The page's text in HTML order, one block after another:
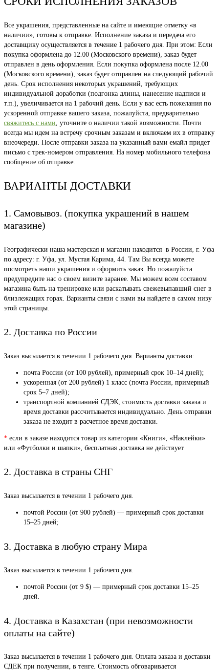
Все украшения, представленные на сайте и имеющие отметку «в
наличии», готовы к отправке. Исполнение заказа и передача его
доставщику осуществляется в течение 1 рабочего дня. При этом: Если
покупка оформлена до 12.00 (Московского времени), заказ будет
отправлен в день оформления. Если покупка оформлена после 12.00
(Московского времени), заказ будет отправлен на следующий рабочий
день. Срок исполнения некоторых украшений, требующих
индивидуальной доработки (подгонка длины, нанесение надписи и
т.п.), увеличивается на 1 рабочий день. Если у вас есть пожелания по
ускоренной отправке вашего заказа, пожалуйста, предварительно
свяжитесь с нами, уточните о наличии такой возможности. Почти
всегда мы идем на встречу срочным заказам и включаем их в отправку
внеочереди. После отправки заказа на указанный вами емайл придет
письмо с трек-номером отправления. На номер мобильного телефона
сообщение об отправке.
ВАРИАНТЫ ДОСТАВКИ
1. Самовывоз. (покупка украшений в нашем
магазине)
Географически наша мастерская и магазин находится в России, г. Уфа
по адресу: г. Уфа, ул. Мустая Карима, 44. Там Вы всегда можете
посмотреть наши украшения и оформить заказ. Но пожалуйста
предупредите нас о своем визите заранее. Мы можем всем составом
магазина быть на тренировке или раскатывать свежевыпавший снег в
близлежащих горах. Варианты связи с нами вы найдете в самом низу
этой страницы.
2. Доставка по России
Заказ высылается в течении 1 рабочего дня. Варианты доставки:
почта России (от 100 рублей), примерный срок 10–14 дней);
ускоренная (от 200 рублей) 1 класс (почта России, примерный
срок 5–7 дней);
транспортной компанией СДЭК, стоимость доставки заказа и
время доставки рассчитывается индивидуально. День отправки
заказа не входит в расчетное время доставки.
* если в заказе находится товар из категории «Книги», «Наклейки»
или «Футболки и шапки», бесплатная доставка не действует
2. Доставка в страны СНГ
Заказ высылается в течении 1 рабочего дня.
почтой России (от 900 рублей) — примерный срок доставки
15–25 дней;
3. Доставка в любую страну Мира
Заказ высылается в течении 1 рабочего дня.
почтой России (от 9 $) — примерный срок доставки 15–25
дней.
4. Доставка в Казахстан (при невозможности
оплаты на сайте)
Заказ высылается в течении 1 рабочего дня. Оплата заказа и доставки
СДЕК при получении, в тенге. Стоимость обговаривается